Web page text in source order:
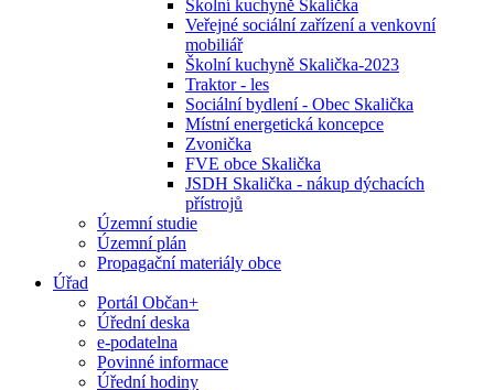
Školní kuchyně Skalička
Veřejné sociální zařízení a venkovní
mobiliář
Školní kuchyně Skalička-2023
Traktor - les
Sociální bydlení - Obec Skalička
Místní energetická koncepce
Zvonička
FVE obce Skalička
JSDH Skalička - nákup dýchacích
přístrojů
Územní studie
Územní plán
Propagační materiály obce
Úřad
Portál Občan+
Úřední deska
e-podatelna
Povinné informace
Úřední hodiny